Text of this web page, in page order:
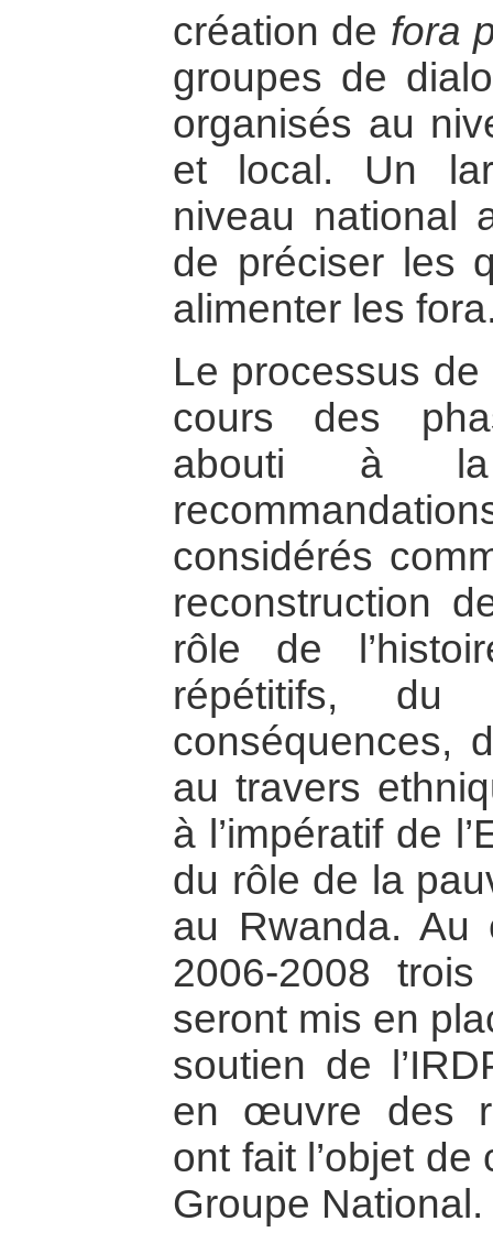
création de fora
groupes de
organisés au
et local. Un
niveau national
de préciser les
alimenter les
Le processus
cours des
abouti à la
considérés
reconstruction
rôle de
répétitifs,
conséquences,
au travers
à l’impératif de
du rôle de la
au Rwanda. Au
2006-2008
seront mis en
soutien de
en œuvre des
ont fait l’objet
Groupe National.